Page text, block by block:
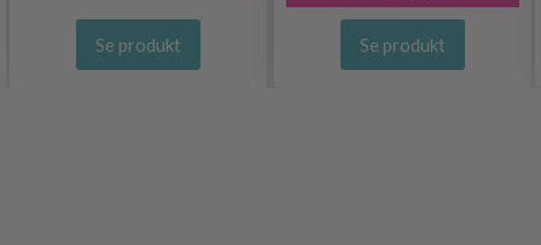
Se produkt Se produkt